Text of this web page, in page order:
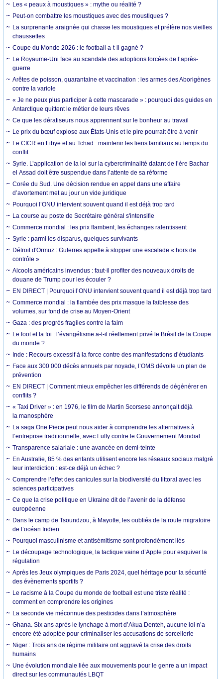
Les « peaux à moustiques » : mythe ou réalité ?
Peut-on combattre les moustiques avec des moustiques ?
La surprenante araignée qui chasse les moustiques et préfère nos vieilles
chaussettes
Coupe du Monde 2026 : le football a-t-il gagné ?
Le Royaume-Uni face au scandale des adoptions forcées de l’après-
guerre
Arêtes de poisson, quarantaine et vaccination : les armes des Aborigènes
contre la variole
« Je ne peux plus participer à cette mascarade » : pourquoi des guides en
Antarctique quittent le métier de leurs rêves
Ce que les dératiseurs nous apprennent sur le bonheur au travail
Le prix du bœuf explose aux États-Unis et le pire pourrait être à venir
Le CICR en Libye et au Tchad : maintenir les liens familiaux au temps du
conflit
Syrie. L’application de la loi sur la cybercriminalité datant de l’ère Bachar
el Assad doit être suspendue dans l’attente de sa réforme
Corée du Sud. Une décision rendue en appel dans une affaire
d’avortement met au jour un vide juridique
Pourquoi l’ONU intervient souvent quand il est déjà trop tard
La course au poste de Secrétaire général s'intensifie
Commerce mondial : les prix flambent, les échanges ralentissent
Syrie : parmi les disparus, quelques survivants
Détroit d'Ormuz : Guterres appelle à stopper une escalade « hors de
contrôle »
Alcools américains invendus : faut-il profiter des nouveaux droits de
douane de Trump pour les écouler ?
EN DIRECT | Pourquoi l’ONU intervient souvent quand il est déjà trop tard
Commerce mondial : la flambée des prix masque la faiblesse des
volumes, sur fond de crise au Moyen-Orient
Gaza : des progrès fragiles contre la faim
Le foot et la foi : l’évangélisme a-t-il réellement privé le Brésil de la Coupe
du monde ?
Inde : Recours excessif à la force contre des manifestations d’étudiants
Face aux 300 000 décès annuels par noyade, l’OMS dévoile un plan de
prévention
EN DIRECT | Comment mieux empêcher les différends de dégénérer en
conflits ?
« Taxi Driver » : en 1976, le film de Martin Scorsese annonçait déjà
la manosphère
La saga One Piece peut nous aider à comprendre les alternatives à
l’entreprise traditionnelle, avec Luffy contre le Gouvernement Mondial
Transparence salariale : une avancée en demi-teinte
En Australie, 85 % des enfants utilisent encore les réseaux sociaux malgré
leur interdiction : est-ce déjà un échec ?
Comprendre l’effet des canicules sur la biodiversité du littoral avec les
sciences participatives
Ce que la crise politique en Ukraine dit de l’avenir de la défense
européenne
Dans le camp de Tsoundzou, à Mayotte, les oubliés de la route migratoire
de l’océan Indien
Pourquoi masculinisme et antisémitisme sont profondément liés
Le découpage technologique, la tactique vaine d’Apple pour esquiver la
régulation
Après les Jeux olympiques de Paris 2024, quel héritage pour la sécurité
des évènements sportifs ?
Le racisme à la Coupe du monde de football est une triste réalité :
comment en comprendre les origines
La seconde vie méconnue des pesticides dans l’atmosphère
Ghana. Six ans après le lynchage à mort d’Akua Denteh, aucune loi n’a
encore été adoptée pour criminaliser les accusations de sorcellerie
Niger : Trois ans de régime militaire ont aggravé la crise des droits
humains
Une évolution mondiale liée aux mouvements pour le genre a un impact
direct sur les communautés LBQT